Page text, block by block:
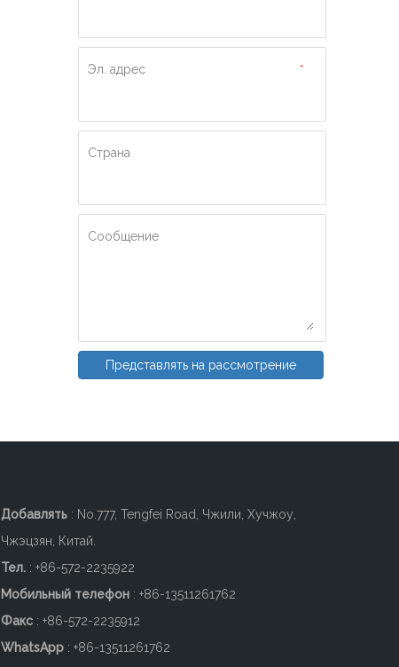
*
Эл. адрес
Страна
Сообщение
Представлять на рассмотрение
Добавлять : No.777, Tengfei Road, Чжили, Хучжоу,
Чжэцзян, Китай.
Тел. : +86-572-2235922
Мобильный телефон : +86-13511261762
Факс : +86-572-2235912
WhatsApp : +86-13511261762